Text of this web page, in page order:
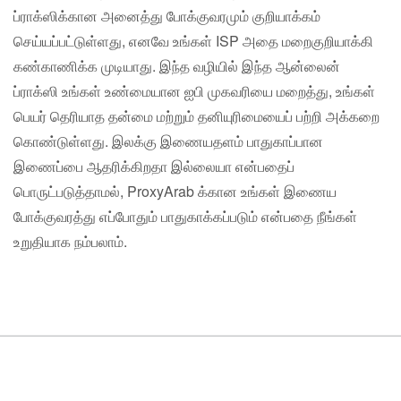
ப்ராக்ஸிக்கான அனைத்து போக்குவரமும் குறியாக்கம்
செய்யப்பட்டுள்ளது, எனவே உங்கள் ISP அதை மறைகுறியாக்கி
கண்காணிக்க முடியாது. இந்த வழியில் இந்த ஆன்லைன்
ப்ராக்ஸி உங்கள் உண்மையான ஐபி முகவரியை மறைத்து, உங்கள்
பெயர் தெரியாத தன்மை மற்றும் தனியுரிமையைப் பற்றி அக்கறை
கொண்டுள்ளது. இலக்கு இணையதளம் பாதுகாப்பான
இணைப்பை ஆதரிக்கிறதா இல்லையா என்பதைப்
பொருட்படுத்தாமல், ProxyArab க்கான உங்கள் இணைய
போக்குவரத்து எப்போதும் பாதுகாக்கப்படும் என்பதை நீங்கள்
உறுதியாக நம்பலாம்.